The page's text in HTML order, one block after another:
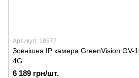
Артикул: 19577
Зовнішня IP камера GreenVision GV-
4G
6 189 грн/шт.